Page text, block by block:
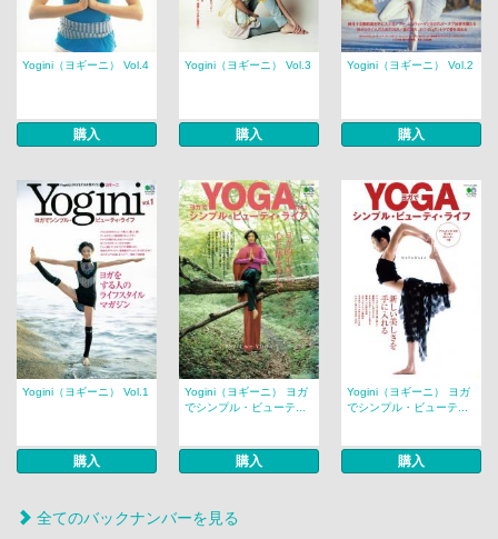
Yogini（ヨギーニ） Vol.4
購入
Yogini（ヨギーニ） Vol.3
購入
Yogini（ヨギーニ） Vol.2
購入
Yogini（ヨギーニ） Vol.1
購入
Yogini（ヨギーニ） ヨガ
でシンプル・ビューテ...
購入
Yogini（ヨギーニ） ヨガ
でシンプル・ビューテ...
購入
全てのバックナンバーを見る